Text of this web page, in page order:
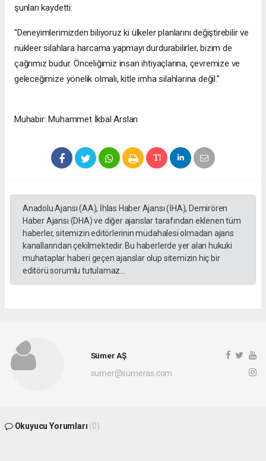
şunları kaydetti:
"Deneyimlerimizden biliyoruz ki ülkeler planlarını değiştirebilir ve
nükleer silahlara harcama yapmayı durdurabilirler, bizim de
çağrımız budur. Önceliğimiz insan ihtiyaçlarına, çevremize ve
geleceğimize yönelik olmalı, kitle imha silahlarına değil."
Muhabir: Muhammet İkbal Arslan
Anadolu Ajansı (AA), İhlas Haber Ajansı (İHA), Demirören
Haber Ajansı (DHA) ve diğer ajanslar tarafından eklenen tüm
haberler, sitemizin editörlerinin müdahalesi olmadan ajans
kanallarından çekilmektedir. Bu haberlerde yer alan hukuki
muhataplar haberi geçen ajanslar olup sitemizin hiç bir
editörü sorumlu tutulamaz...
Sümer AŞ
sumer@sumeras.com
Okuyucu Yorumları (0)